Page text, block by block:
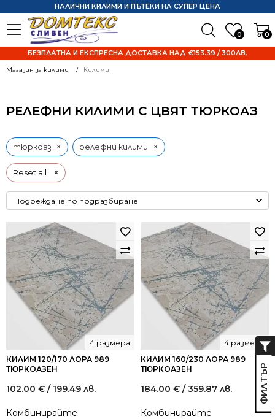
0 0
НАЛИЧНИ КИЛИМИ И ПЪТЕКИ НА СУПЕР ЦЕНА
БЕЗПЛАТНА И ЕКСПРЕСНА ДОСТАВКА НАД €153.39 / 300ЛВ.
Магазин за килими Килими
РЕЛЕФНИ КИЛИМИ С ЦВЯТ ТЮРКОАЗ
Reset all ×
тюркоаз × релефни килими ×
КИЛИМ 120/170 ЛОРА 989
ТЮРКОАЗЕН
4 размера
102.00 € / 199.49 лв.
Комбинирайте
КИЛИМ 160/230 ЛОРА 989
ТЮРКОАЗЕН
4 размера
184.00 € / 359.87 лв.
Комбинирайте